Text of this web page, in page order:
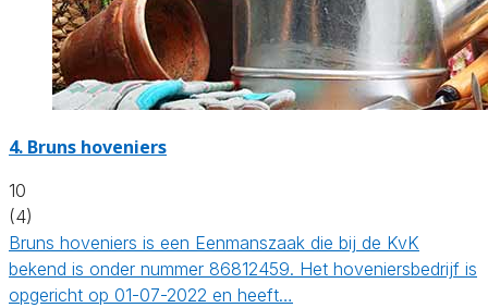
4. Bruns hoveniers
10
(4)
Bruns hoveniers is een Eenmanszaak die bij de KvK
bekend is onder nummer 86812459. Het hoveniersbedrijf is
opgericht op 01-07-2022 en heeft…